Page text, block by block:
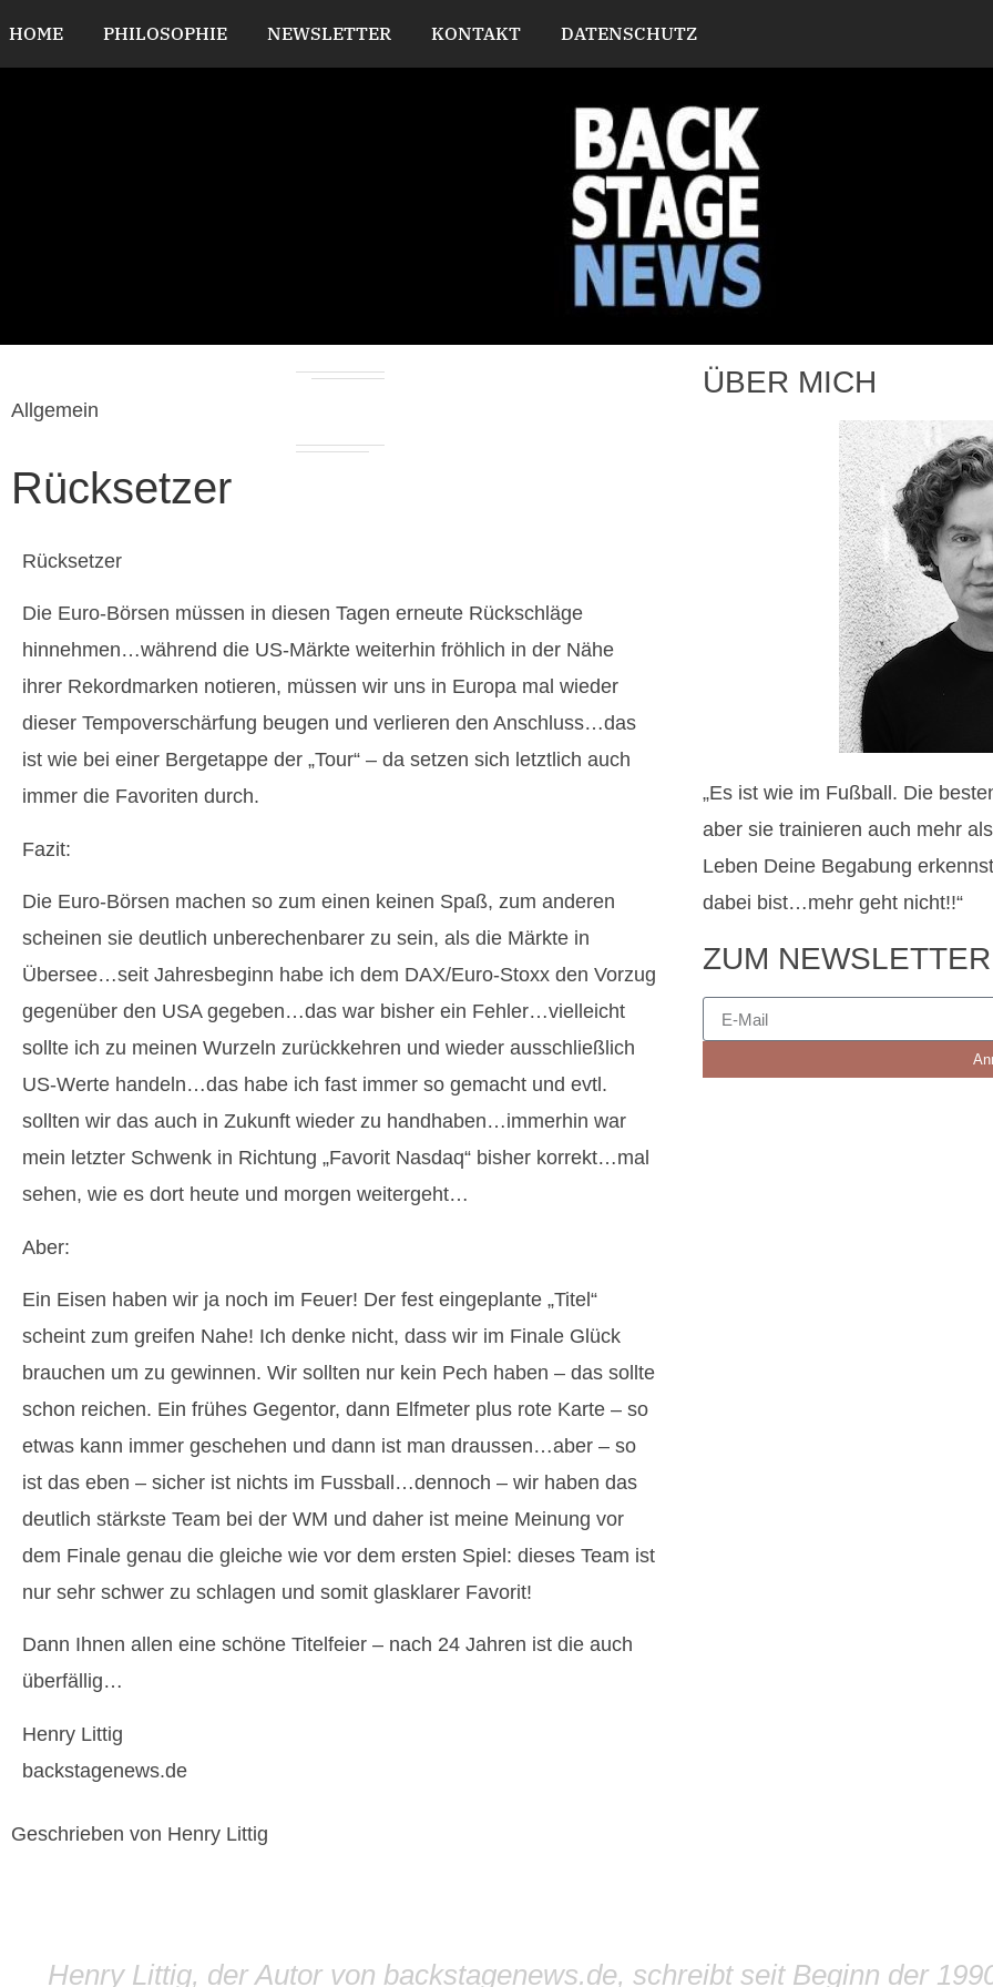
HOME PHILOSOPHIE NEWSLETTER KONTAKT DATENSCHUTZ
Allgemein
Rücksetzer
Rücksetzer
Die Euro-Börsen müssen in diesen Tagen erneute Rückschläge
hinnehmen…während die US-Märkte weiterhin fröhlich in der Nähe
ihrer Rekordmarken notieren, müssen wir uns in Europa mal wieder
dieser Tempoverschärfung beugen und verlieren den Anschluss…das
ist wie bei einer Bergetappe der „Tour“ – da setzen sich letztlich auch
immer die Favoriten durch.
Fazit:
Die Euro-Börsen machen so zum einen keinen Spaß, zum anderen
scheinen sie deutlich unberechenbarer zu sein, als die Märkte in
Übersee…seit Jahresbeginn habe ich dem DAX/Euro-Stoxx den Vorzug
gegenüber den USA gegeben…das war bisher ein Fehler…vielleicht
sollte ich zu meinen Wurzeln zurückkehren und wieder ausschließlich
US-Werte handeln…das habe ich fast immer so gemacht und evtl.
sollten wir das auch in Zukunft wieder zu handhaben…immerhin war
mein letzter Schwenk in Richtung „Favorit Nasdaq“ bisher korrekt…mal
sehen, wie es dort heute und morgen weitergeht…
Aber:
Ein Eisen haben wir ja noch im Feuer! Der fest eingeplante „Titel“
scheint zum greifen Nahe! Ich denke nicht, dass wir im Finale Glück
brauchen um zu gewinnen. Wir sollten nur kein Pech haben – das sollte
schon reichen. Ein frühes Gegentor, dann Elfmeter plus rote Karte – so
etwas kann immer geschehen und dann ist man draussen…aber – so
ist das eben – sicher ist nichts im Fussball…dennoch – wir haben das
deutlich stärkste Team bei der WM und daher ist meine Meinung vor
dem Finale genau die gleiche wie vor dem ersten Spiel: dieses Team ist
nur sehr schwer zu schlagen und somit glasklarer Favorit!
Dann Ihnen allen eine schöne Titelfeier – nach 24 Jahren ist die auch
überfällig…
Henry Littig
backstagenews.de
Geschrieben von Henry Littig
ÜBER MICH
„Es ist wie im Fußball. Die
aber sie trainieren auch mehr
Leben Deine Begabung
dabei bist…mehr geht nicht!!“
ZUM
Henry Littig, der Autor von backstagenews.de, schreibt seit Beginn der